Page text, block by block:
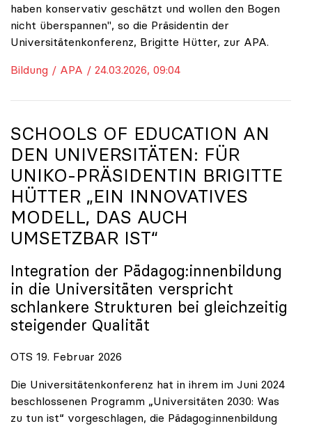
haben konservativ geschätzt und wollen den Bogen
nicht überspannen", so die Präsidentin der
Universitätenkonferenz, Brigitte Hütter, zur APA.
Bildung / APA / 24.03.2026, 09:04
SCHOOLS OF EDUCATION AN
DEN UNIVERSITÄTEN: FÜR
UNIKO-PRÄSIDENTIN BRIGITTE
HÜTTER „EIN INNOVATIVES
MODELL, DAS AUCH
UMSETZBAR IST“
Integration der Pädagog:innenbildung
in die Universitäten verspricht
schlankere Strukturen bei gleichzeitig
steigender Qualität
OTS 19. Februar 2026
Die Universitätenkonferenz hat in ihrem im Juni 2024
beschlossenen Programm „Universitäten 2030: Was
zu tun ist“ vorgeschlagen, die Pädagog:innenbildung